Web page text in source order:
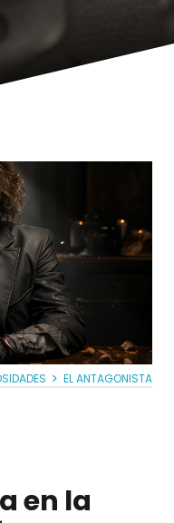
EL ANTAGONISTA
en la